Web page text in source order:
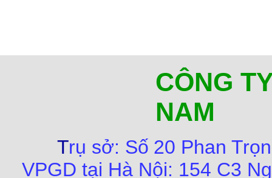
CÔNG
NAM
Trụ sở: Số 20 Phan
VPGD tại Hà Nội: 154 C3